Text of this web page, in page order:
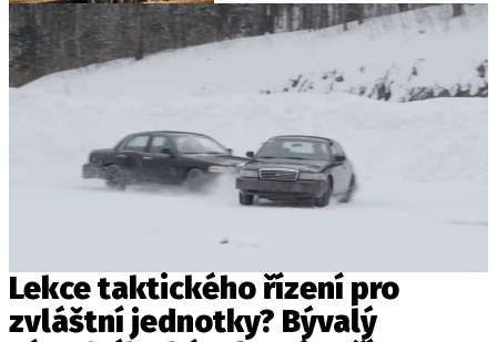
Lekce taktického řízení pro
zvláštní jednotky? Bývalý